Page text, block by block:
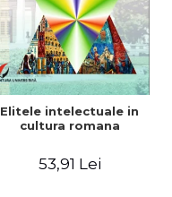
Elitele intelectuale in
cultura romana
53,91 Lei